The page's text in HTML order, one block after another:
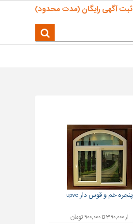
ثبت آگهی رایگان (مدت محدود)
پنجره خم و قوس دار upvc
از ۳۹۰,۰۰۰ تا ۹۰۰,۰۰۰ تومان